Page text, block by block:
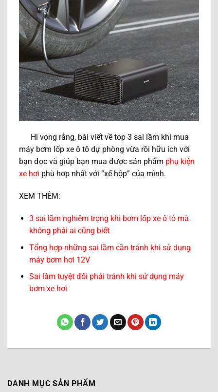
Hi vọng rằng, bài viết về top 3 sai lầm khi mua
máy bơm lốp xe ô tô dự phòng vừa rồi hữu ích với
bạn đọc và giúp bạn mua được sản phẩm phụ kiện
xe hơi phù hợp nhất với “xế hộp” của mình.
XEM THÊM:
3 sai lầm nghiêm trọng khi bơm lốp xe ô tô mà
không phải ai cũng biết
Tổng hợp những sai lầm cần tránh khi sử dụng
máy bơm hơi 12V
Sai lầm tuyệt đối phải tránh khi sử dụng máy
bơm xe hơi
DANH MỤC SẢN PHẨM